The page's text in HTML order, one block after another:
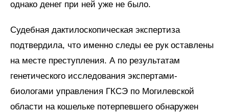
однако денег при ней уже не было.
Судебная дактилоскопическая экспертиза
подтвердила, что именно следы ее рук оставлены
на месте преступления. А по результатам
генетического исследования экспертами-
биологами управления ГКСЭ по Могилевской
области на кошельке потерпевшего обнаружен